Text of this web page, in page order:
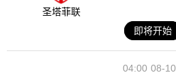
圣塔菲联
即将开始
08-10
04:00